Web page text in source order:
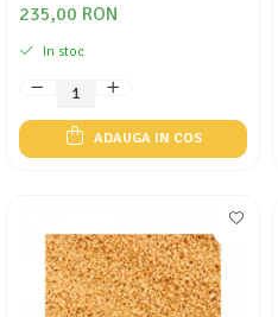
235,00 RON
In stoc
ADAUGA IN COS